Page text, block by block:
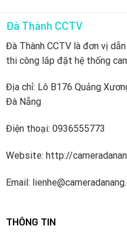
Đà Thành CCTV
Đà Thành CCTV là đơn vị
thi công lắp đặt hệ thống
Địa chỉ: Lô B176 Quảng
Đà Nẵng
Điện thoại: 0936555773
Website: http://
Email:
THÔNG TIN